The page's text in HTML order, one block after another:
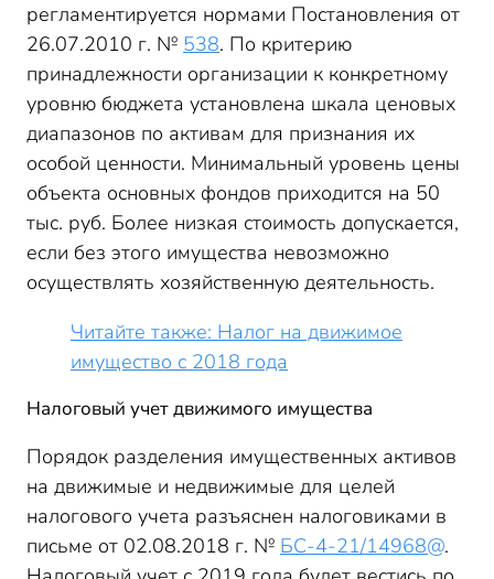
регламентируется нормами Постановления от
26.07.2010 г. № 538. По критерию
принадлежности организации к конкретному
уровню бюджета установлена шкала ценовых
диапазонов по активам для признания их
особой ценности. Минимальный уровень цены
объекта основных фондов приходится на 50
тыс. руб. Более низкая стоимость допускается,
если без этого имущества невозможно
осуществлять хозяйственную деятельность.
Читайте также: Налог на движимое
имущество с 2018 года
Налоговый учет движимого имущества
Порядок разделения имущественных активов
на движимые и недвижимые для целей
налогового учета разъяснен налоговиками в
письме от 02.08.2018 г. № БС-4-21/14968@.